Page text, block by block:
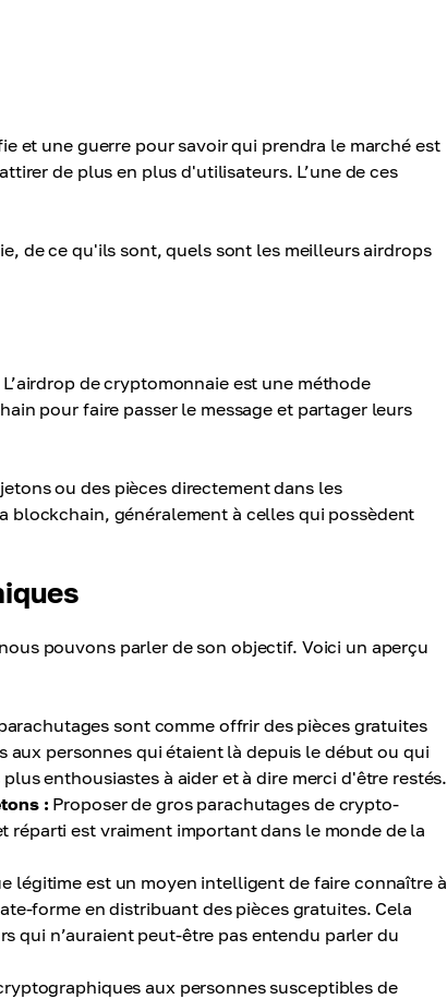
et une guerre pour savoir qui prendra le marché est
de plus en plus d'utilisateurs. L’une de ces
de ce qu'ils sont, quels sont les meilleurs airdrops
de cryptomonnaie est une méthode
pour faire passer le message et partager leurs
ou des pièces directement dans les
blockchain, généralement à celles qui possèdent
pouvons parler de son objectif. Voici un aperçu
sont comme offrir des pièces gratuites
personnes qui étaient là depuis le début ou qui
enthousiastes à aider et à dire merci d'être restés.
: Proposer de gros parachutages de crypto-
réparti est vraiment important dans le monde de la
légitime est un moyen intelligent de faire connaître à
forme en distribuant des pièces gratuites. Cela
qui n’auraient peut-être pas entendu parler du
aux personnes susceptibles de